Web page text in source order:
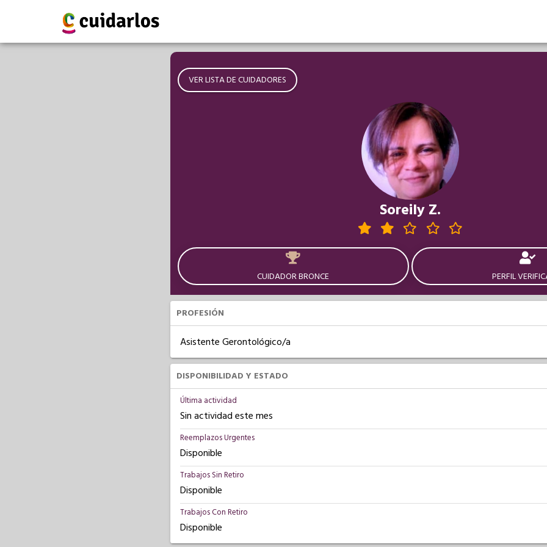
VER LISTA DE CUIDADORES
Soreily Z.
CUIDADOR BRONCE PERFIL
PROFESIÓN
Asistente Gerontológico/a
DISPONIBILIDAD Y ESTADO
Última actividad
Sin actividad este mes
Reemplazos Urgentes
Disponible
Trabajos Sin Retiro
Disponible
Trabajos Con Retiro
Disponible